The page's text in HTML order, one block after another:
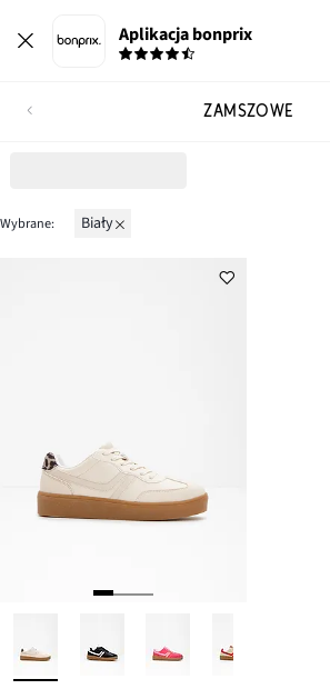
Aplikacja bonprix
ZAMSZOWE
Wybrane: biały